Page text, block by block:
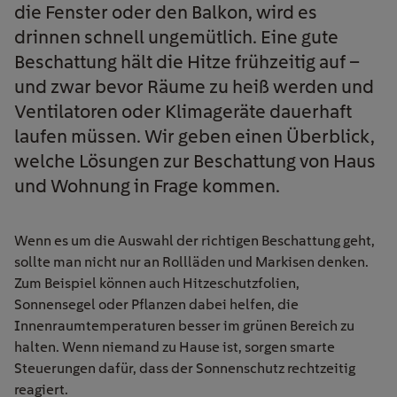
die Fenster oder den Balkon, wird es
drinnen schnell ungemütlich. Eine gute
Beschattung hält die Hitze frühzeitig auf –
und zwar bevor Räume zu heiß werden und
Ventilatoren oder Klimageräte dauerhaft
laufen müssen. Wir geben einen Überblick,
welche Lösungen zur Beschattung von Haus
und Wohnung in Frage kommen.
Wenn es um die Auswahl der richtigen Beschattung geht,
sollte man nicht nur an Rollläden und Markisen denken.
Zum Beispiel können auch Hitzeschutzfolien,
Sonnensegel oder Pflanzen dabei helfen, die
Innenraumtemperaturen besser im grünen Bereich zu
halten. Wenn niemand zu Hause ist, sorgen smarte
Steuerungen dafür, dass der Sonnenschutz rechtzeitig
reagiert.